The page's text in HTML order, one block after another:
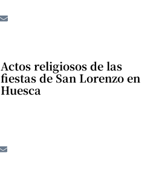
Actos religiosos de las
fiestas de San Lorenzo en
Huesca